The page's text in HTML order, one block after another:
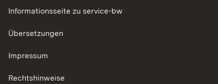
Informationsseite zu service-bw
Übersetzungen
Impressum
Rechtshinweise